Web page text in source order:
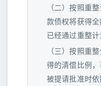
（二）按照重
款债权将获得
已经通过重整计
（三）按照重
得的清偿比例
被提请批准时